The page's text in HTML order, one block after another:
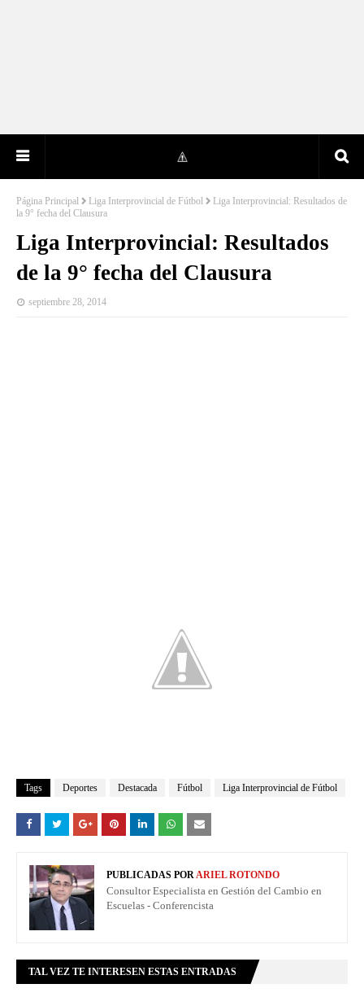
Página Principal Liga Interprovincial de Fútbol
Liga Interprovincial: Resultados de
la 9° fecha del Clausura
Liga Interprovincial: Resultados
de la 9° fecha del Clausura
septiembre 28, 2014
Tags Deportes Destacada Fútbol Liga Interprovincial de Fútbol
PUBLICADAS PORARIEL ROTONDO
Consultor Especialista en Gestión del Cambio en
Escuelas - Conferencista
TAL VEZ TE INTERESEN ESTAS ENTRADAS